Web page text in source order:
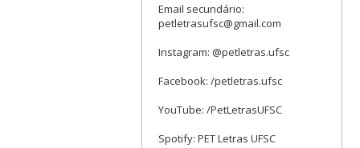
Email secundário:
petletrasufsc@gmail.com
Instagram: @petletras.ufsc
Facebook: /petletras.ufsc
YouTube: /PetLetrasUFSC
Spotify: PET Letras UFSC